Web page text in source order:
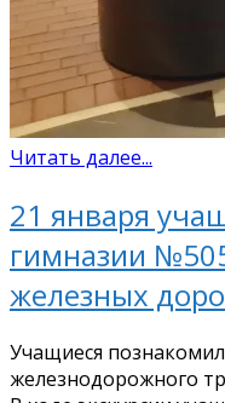
Читать далее...
21 января
гимназии
железных
Учащиеся
железнодорожного